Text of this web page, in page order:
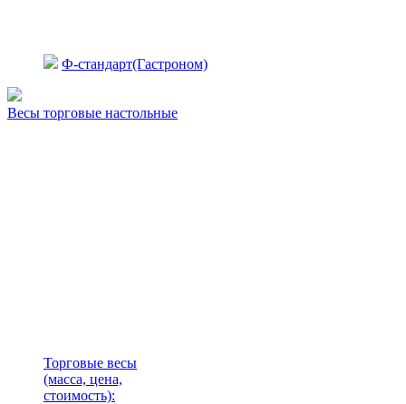
Ф-стандарт(Гастроном)
Весы торговые настольные
Торговые весы
(масса, цена,
стоимость):